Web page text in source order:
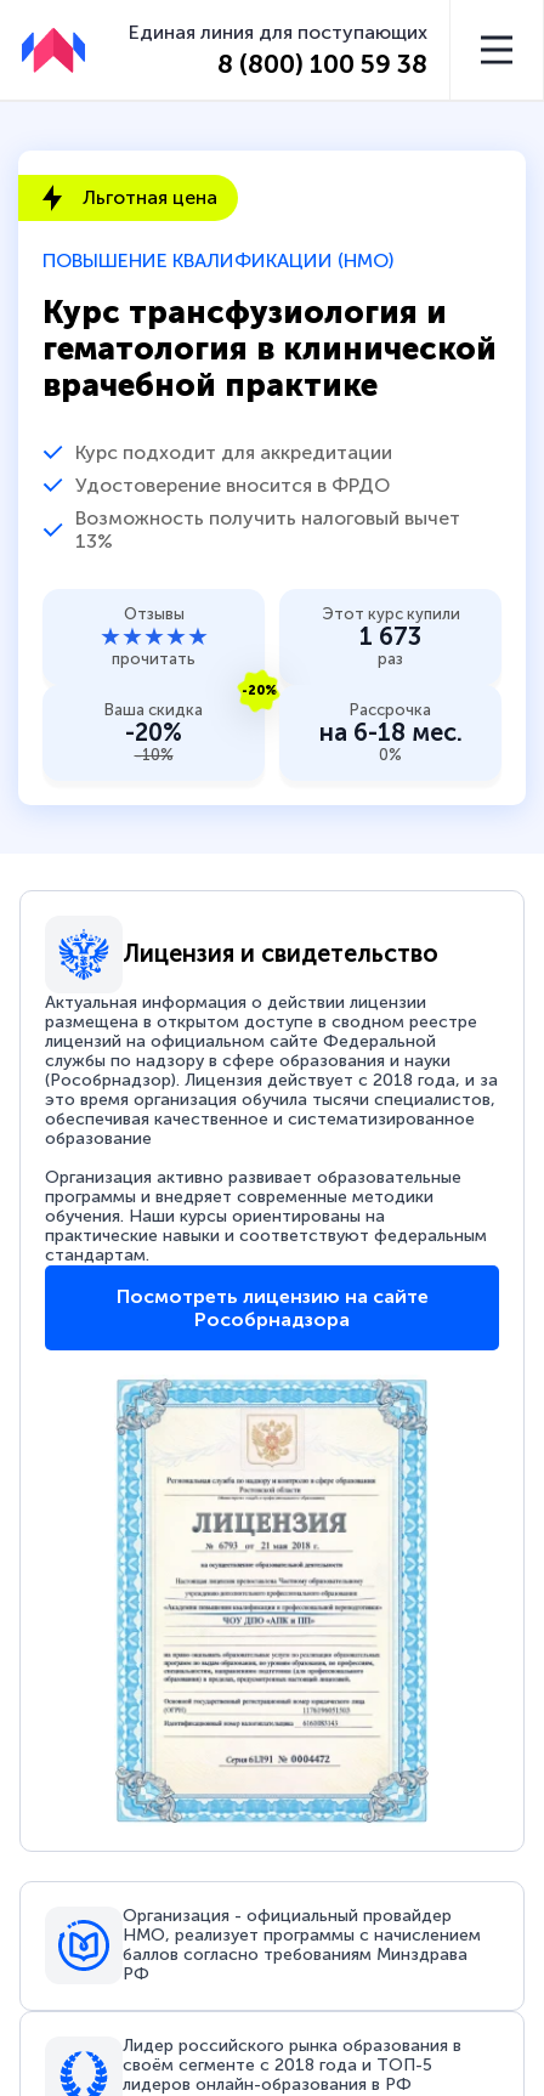
Единая линия для поступающих
8 (800) 100 59 38
ПОВЫШЕНИЕ КВАЛИФИКАЦИИ (НМО)
Курс трансфузиология и
гематология в клинической
врачебной практике
Курс подходит для аккредитации
Удостоверение вносится в ФРДО
Возможность получить налоговый вычет
13%
Льготная цена
Отзывы
★★★★★
прочитать
Этот курс купили
1 673
раз
-20%
Ваша скидка
-20%
-10%
Рассрочка
на 6-18 мес.
0%
Лицензия и свидетельство
Актуальная информация о действии лицензии
размещена в открытом доступе в сводном реестре
лицензий на официальном сайте Федеральной
службы по надзору в сфере образования и науки
(Рособрнадзор). Лицензия действует с 2018 года, и за
это время организация обучила тысячи специалистов,
обеспечивая качественное и систематизированное
образование
Организация активно развивает образовательные
программы и внедряет современные методики
обучения. Наши курсы ориентированы на
практические навыки и соответствуют федеральным
стандартам.
Посмотреть лицензию на сайте
Рособрнадзора
Организация - официальный провайдер
НМО, реализует программы с начислением
баллов согласно требованиям Минздрава
РФ
Лидер российского рынка образования в
своём сегменте с 2018 года и ТОП-5
лидеров онлайн-образования в РФ